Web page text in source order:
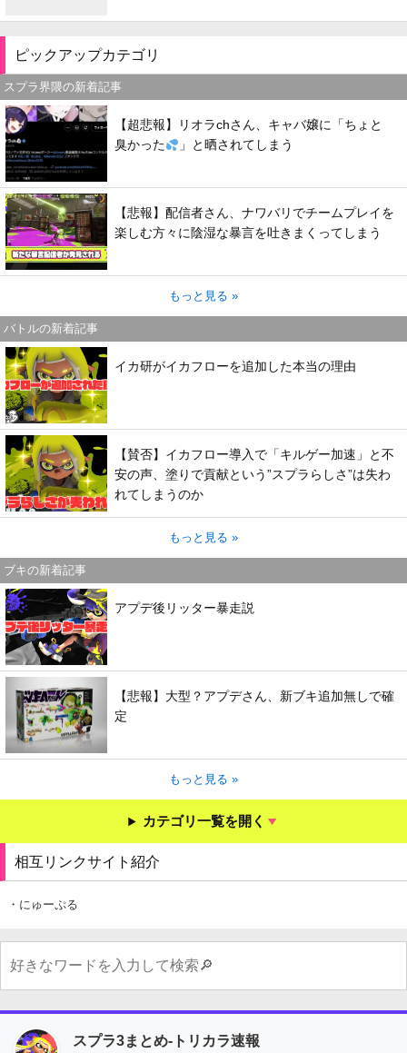
ピックアップカテゴリ
スプラ界隈の新着記事
【超悲報】リオラchさん、キャバ嬢に「ちょと
臭かった
」と晒されてしまう
【悲報】配信者さん、ナワバリでチームプレイを
楽しむ方々に陰湿な暴言を吐きまくってしまう
もっと見る »
バトルの新着記事
イカ研がイカフローを追加した本当の理由
【賛否】イカフロー導入で「キルゲー加速」と不
安の声、塗りで貢献という”スプラらしさ”は失わ
れてしまうのか
もっと見る »
ブキの新着記事
アプデ後リッター暴走説
【悲報】大型？アプデさん、新ブキ追加無しで確
定
もっと見る »
カテゴリ一覧を開く
相互リンクサイト紹介
・にゅーぷる
スプラ3まとめ-トリカラ速報